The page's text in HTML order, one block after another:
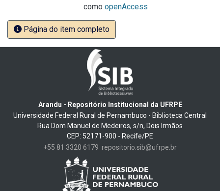
como openAccess
Página do item completo
Arandu - Repositório Institucional da UFRPE
Universidade Federal Rural de Pernambuco - Biblioteca Central
Rua Dom Manuel de Medeiros, s/n, Dois Irmãos
CEP: 52171-900 - Recife/PE
+55 81 3320 6179 repositorio.sib@ufrpe.br